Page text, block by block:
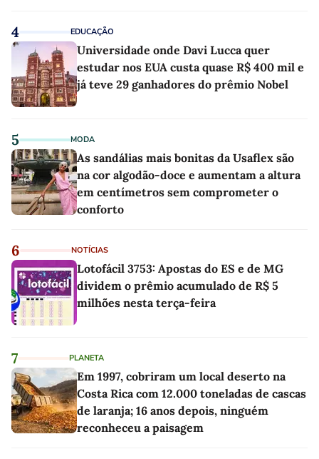
4 EDUCAÇÃO
Universidade onde Davi Lucca quer
estudar nos EUA custa quase R$ 400 mil e
já teve 29 ganhadores do prêmio Nobel
5 MODA
As sandálias mais bonitas da Usaflex são
na cor algodão-doce e aumentam a altura
em centímetros sem comprometer o
conforto
6 NOTÍCIAS
Lotofácil 3753: Apostas do ES e de MG
dividem o prêmio acumulado de R$ 5
milhões nesta terça-feira
7 PLANETA
Em 1997, cobriram um local deserto na
Costa Rica com 12.000 toneladas de cascas
de laranja; 16 anos depois, ninguém
reconheceu a paisagem